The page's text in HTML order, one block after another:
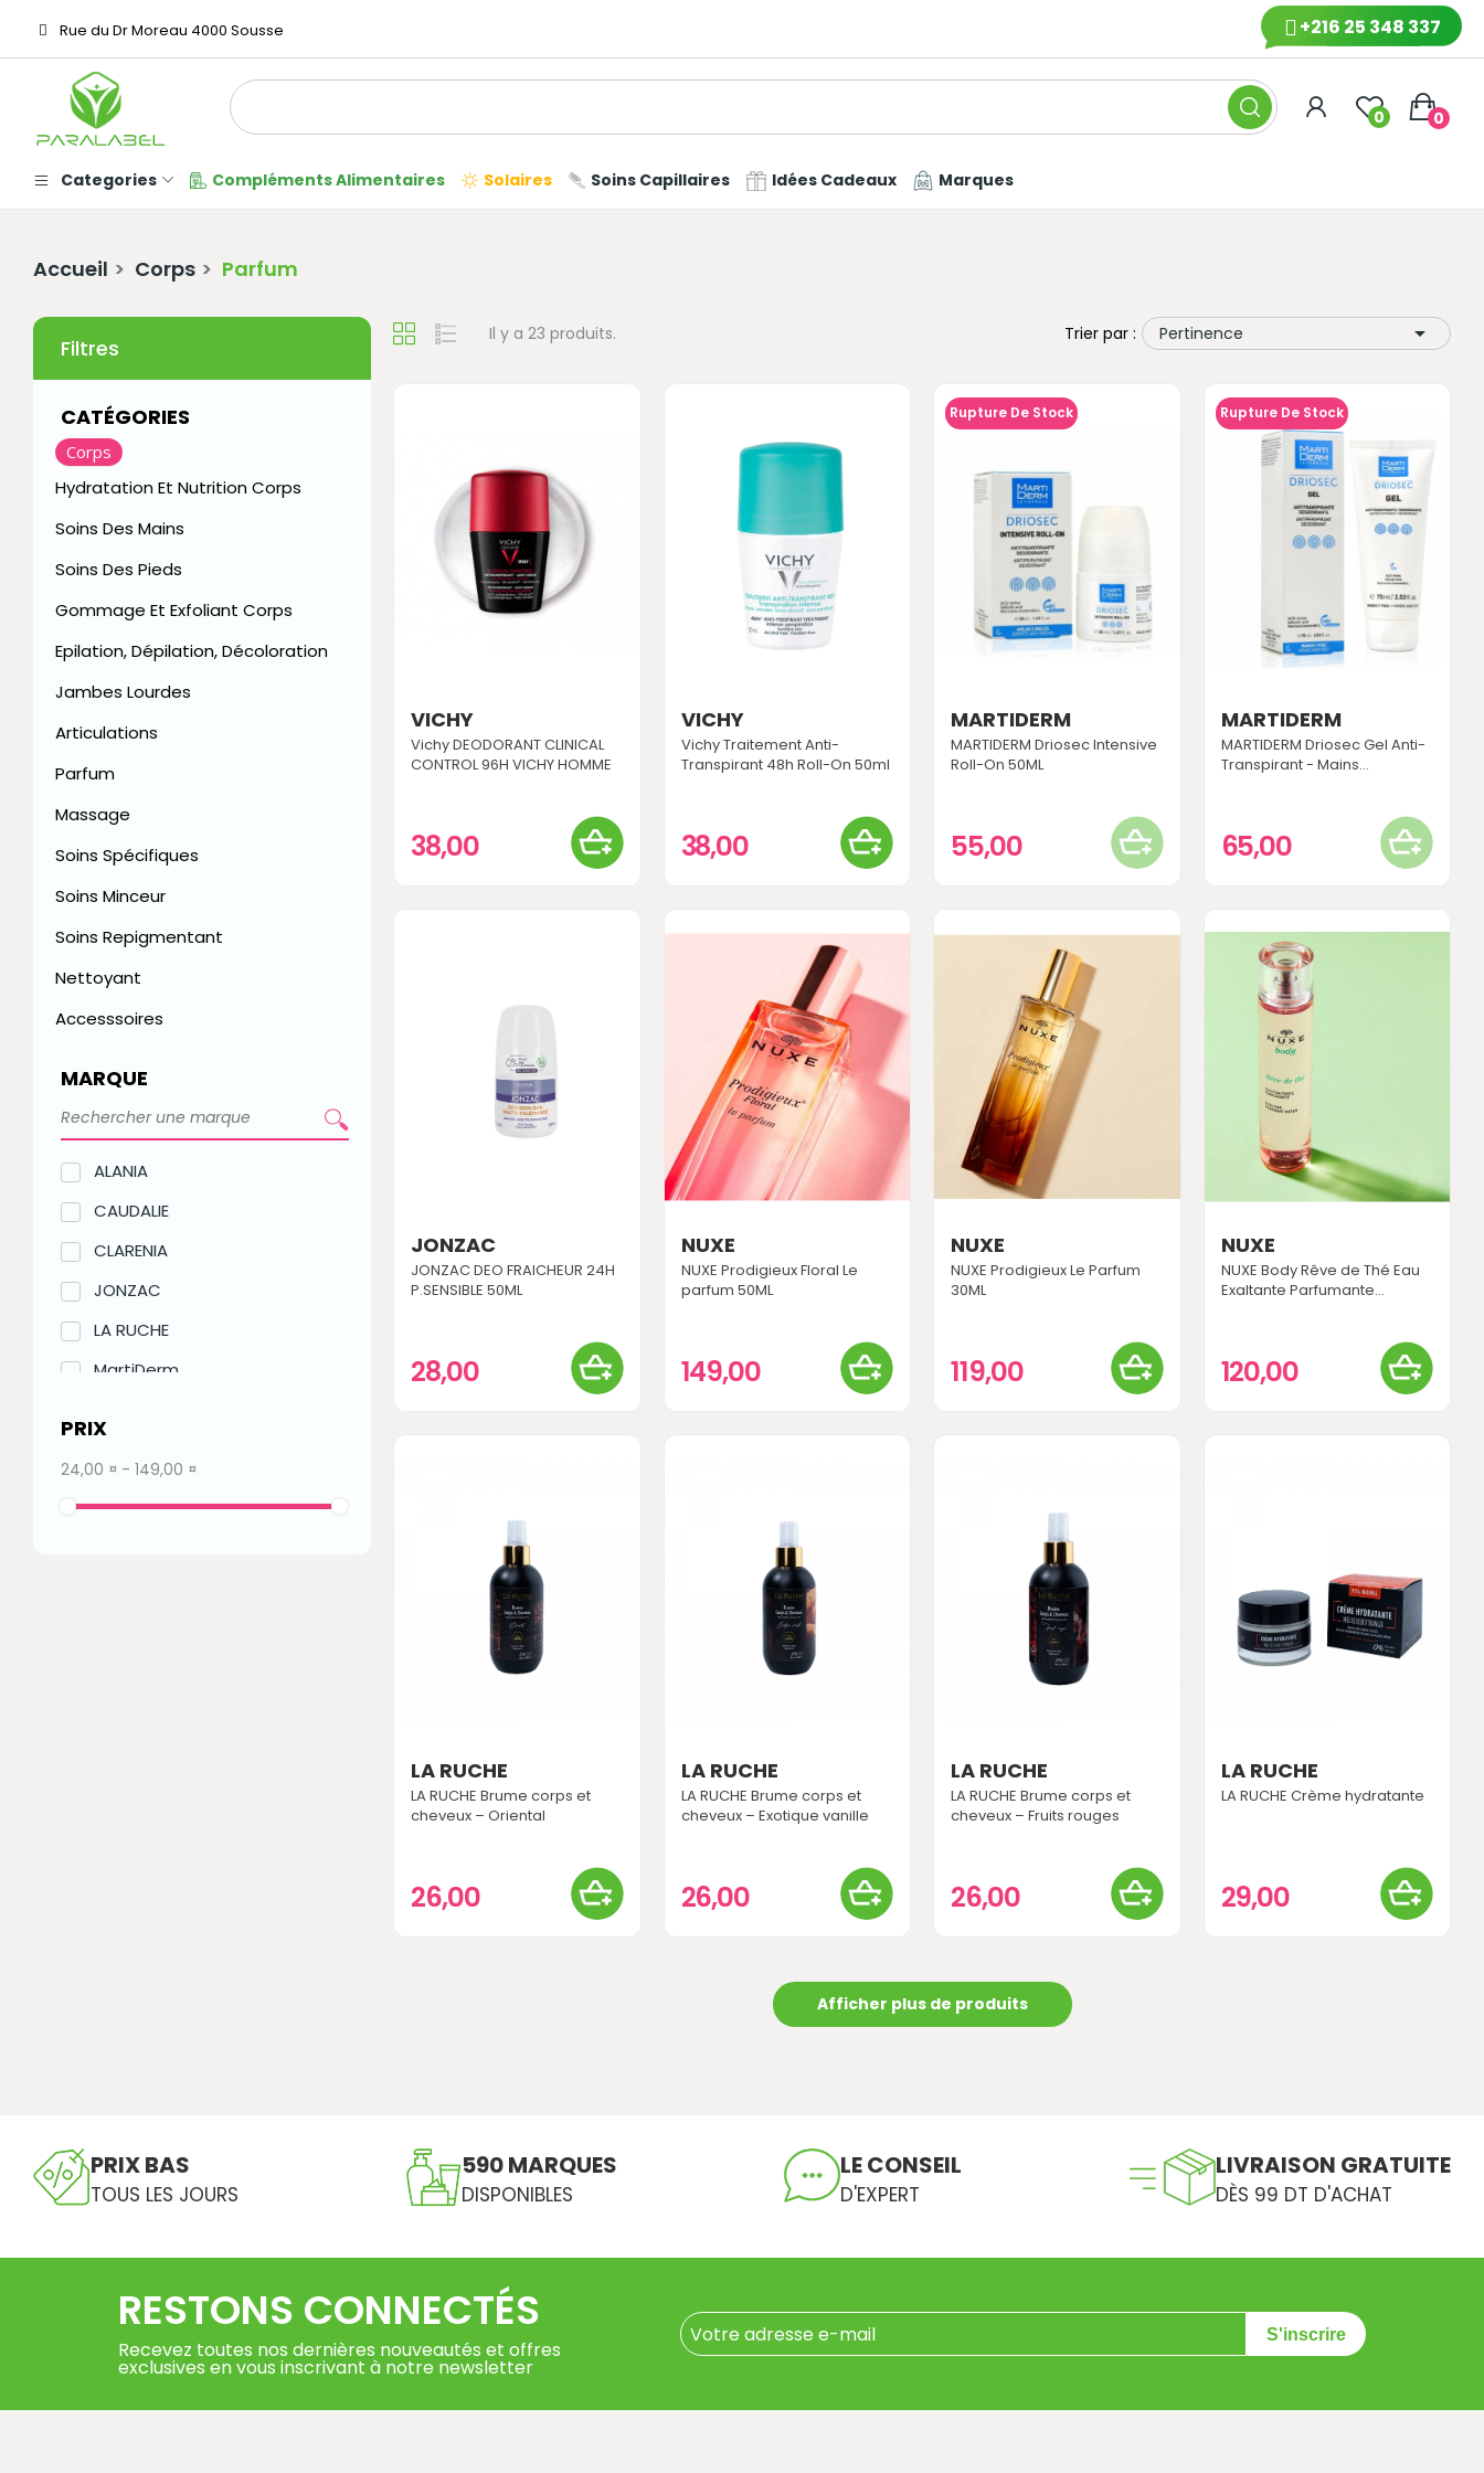
Rue du Dr Moreau 4000 Sousse +216 25 348 337
0 0
Categories Compléments Alimentaires Solaires Soins Capillaires Idées Cadeaux Marques
Accueil Corps Parfum
Filtres
CATÉGORIES
Corps
Hydratation Et Nutrition Corps
Soins Des Mains
Soins Des Pieds
Gommage Et Exfoliant Corps
Epilation, Dépilation, Décoloration
Jambes Lourdes
Articulations
Parfum
Massage
Soins Spécifiques
Soins Minceur
Soins Repigmentant
Nettoyant
Accesssoires
MARQUE
ALANIA
CAUDALIE
CLARENIA
JONZAC
LA RUCHE
MartiDerm
PRIX
24,00 ¤ - 149,00 ¤
Il y a 23 produits. Trier par : Pertinence 
VICHY
Vichy DEODORANT CLINICAL
CONTROL 96H VICHY HOMME
38,00
VICHY
Vichy Traitement Anti-
Transpirant 48h Roll-On 50ml
38,00
Rupture De Stock
MARTIDERM
MARTIDERM Driosec Intensive
Roll-On 50ML
55,00
Rupture De Stock
MARTIDERM
MARTIDERM Driosec Gel Anti-
Transpirant - Mains...
65,00
JONZAC
JONZAC DEO FRAICHEUR 24H
P.SENSIBLE 50ML
28,00
NUXE
NUXE Prodigieux Floral Le
parfum 50ML
149,00
NUXE
NUXE Prodigieux Le Parfum
30ML
119,00
NUXE
NUXE Body Rêve de Thé Eau
Exaltante Parfumante...
120,00
LA RUCHE
LA RUCHE Brume corps et
cheveux – Oriental
26,00
LA RUCHE
LA RUCHE Brume corps et
cheveux – Exotique vanille
26,00
LA RUCHE
LA RUCHE Brume corps et
cheveux – Fruits rouges
26,00
LA RUCHE
LA RUCHE Crème hydratante
29,00
Afficher plus de produits
PRIX BAS
TOUS LES JOURS
590 MARQUES
DISPONIBLES
LE CONSEIL
D'EXPERT
LIVRAISON GRATUITE
DÈS 99 DT D'ACHAT
RESTONS CONNECTÉS
Recevez toutes nos dernières nouveautés et offres
exclusives en vous inscrivant à notre newsletter
S'inscrire